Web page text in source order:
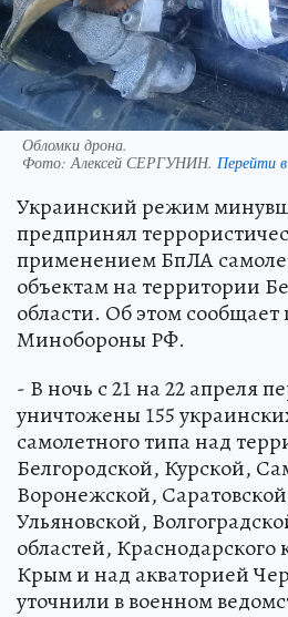
Обломки дрона.
Фото:Алексей СЕРГУНИН. Перейти
Украинский режим
предпринял
применением БпЛА
объектам на территории
области. Об этом
Минобороны РФ.
- В ночь с 21 на 22 апреля
уничтожены 155
самолетного типа над
Белгородской, Курской,
Воронежской,
Ульяновской,
областей, Краснодарского
Крым и над акваторией
уточнили в военном